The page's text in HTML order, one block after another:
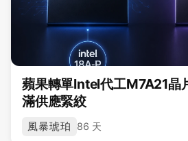
蘋果轉單Intel代工M7A21晶
滿供應緊絞
風暴琥珀 86 天